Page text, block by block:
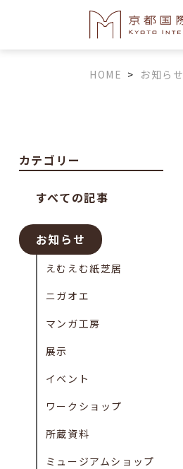
HOME > お知らせ
カテゴリー
すべての記事
お知らせ
えむえむ紙芝居
ニガオエ
マンガ工房
展示
イベント
ワークショップ
所蔵資料
ミュージアムショップ